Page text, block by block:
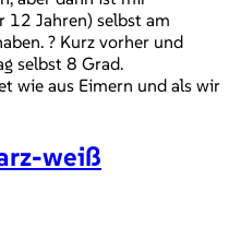
12 Jahren) selbst am
? Kurz vorher und
selbst 8 Grad.
wie aus Eimern und als wir
weiß